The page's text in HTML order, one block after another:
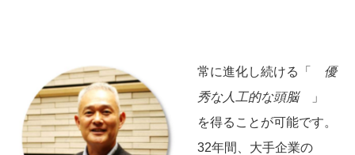
常に進化し続ける「 優
秀な人工的な頭脳
」
を得ることが可能です。
32年間、大手企業の